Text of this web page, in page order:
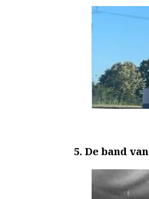
5. De band